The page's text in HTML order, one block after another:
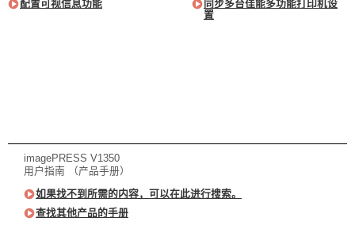
配置可视信息功能
同步多台佳能多功能打印机设
置
imagePRESS V1350
用户指南 （产品手册）
如果找不到所需的内容，可以在此进行搜索。
查找其他产品的手册